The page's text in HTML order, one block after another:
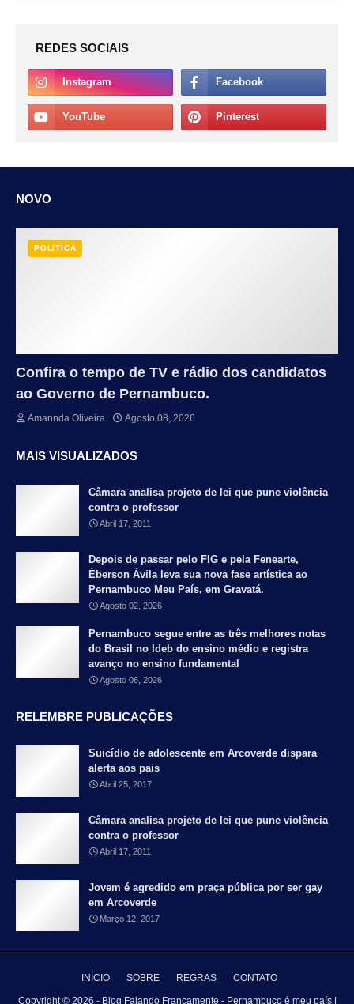
REDES SOCIAIS
NOVO
POLÍTICA
Confira o tempo de TV e rádio dos candidatos
ao Governo de Pernambuco.
Amannda Oliveira Agosto 08, 2026
MAIS VISUALIZADOS
Câmara analisa projeto de lei que pune violência
contra o professor
Abril 17, 2011
Depois de passar pelo FIG e pela Fenearte,
Éberson Ávila leva sua nova fase artística ao
Pernambuco Meu País, em Gravatá.
Agosto 02, 2026
Pernambuco segue entre as três melhores notas
do Brasil no Ideb do ensino médio e registra
avanço no ensino fundamental
Agosto 06, 2026
RELEMBRE PUBLICAÇÕES
Suicídio de adolescente em Arcoverde dispara
alerta aos pais
Abril 25, 2017
Câmara analisa projeto de lei que pune violência
contra o professor
Abril 17, 2011
Jovem é agredido em praça pública por ser gay
em Arcoverde
Março 12, 2017
INÍCIO SOBRE REGRAS CONTATO
Copyright © 2026 - Blog Falando Francamente - Pernambuco é meu país |